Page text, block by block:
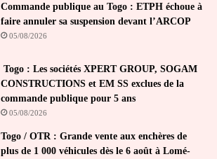
Commande publique au Togo : ETPH échoue à
faire annuler sa suspension devant l’ARCOP
05/08/2026
Togo : Les sociétés XPERT GROUP, SOGAM
CONSTRUCTIONS et EM SS exclues de la
commande publique pour 5 ans
05/08/2026
Togo / OTR : Grande vente aux enchères de
plus de 1 000 véhicules dès le 6 août à Lomé-